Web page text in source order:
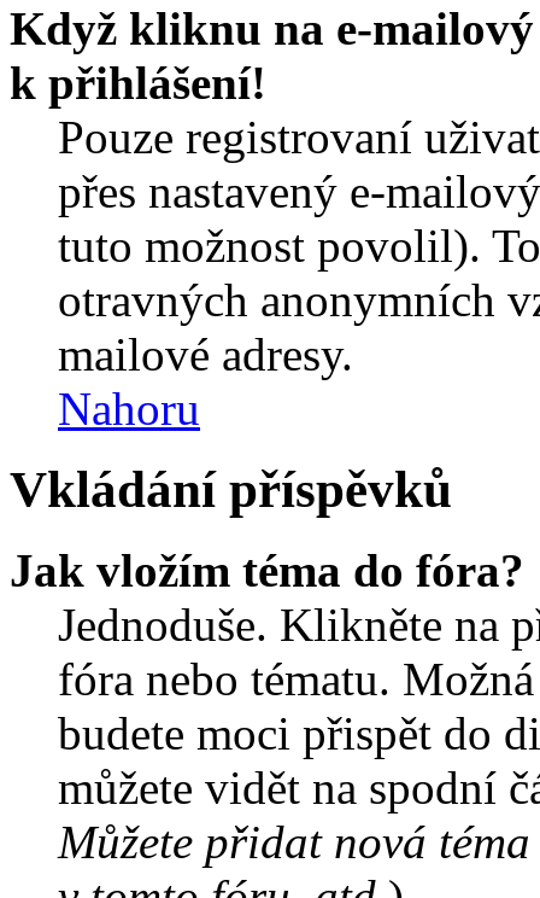
Když kliknu na e-
k přihlášení!
Pouze registrovaní
přes nastavený e-
tuto možnost povolil).
otravných anonymních
mailové adresy.
Nahoru
Vkládání příspěvků
Jak vložím téma do fóra?
Jednoduše. Klikněte na
fóra nebo tématu.
budete moci přispět do
můžete vidět na spodní
Můžete přidat nová